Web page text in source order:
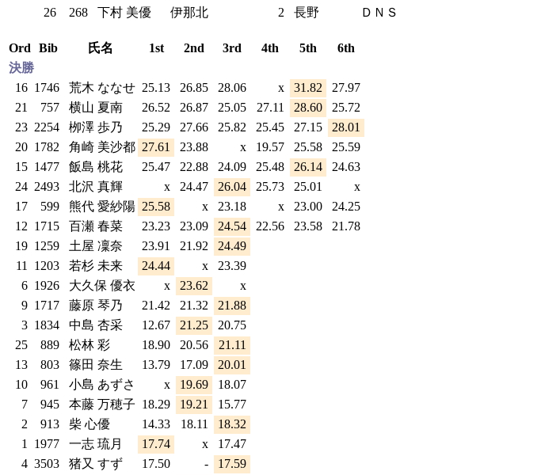
26
268 下村 美優 伊那北 2 長野 ＤＮＳ
Ord Bib 氏名 1st 2nd 3rd 4th 5th
6th
決勝
16 1746 荒木 ななせ 25.13 26.85 28.06 x 31.82
27.97
21
757 横山 夏南 26.52 26.87 25.05 27.11 28.60
25.72
23 2254 栁澤 歩乃 25.29 27.66 25.82 25.45 27.15
28.01
20 1782 角崎 美沙都 27.61 23.88 x 19.57 25.58
25.59
15 1477 飯島 桃花 25.47 22.88 24.09 25.48 26.14
24.63
24 2493 北沢 真輝 x 24.47 26.04 25.73 25.01
x
17
599 熊代 愛紗陽 25.58 x 23.18 x 23.00
24.25
12 1715 百瀬 春菜 23.23 23.09 24.54 22.56 23.58
21.78
19 1259 土屋 凜奈 23.91 21.92
24.49
11
1203 若杉 未来 24.44 x
23.39
6 1926 大久保 優衣 x 23.62
x
9 1717 藤原 琴乃 21.42 21.32
21.88
3 1834 中島 杏采 12.67 21.25
20.75
25
889 松林 彩 18.90 20.56
21.11
13
803 篠田 奈生 13.79 17.09
20.01
10
961 小島 あずさ x 19.69
18.07
7
945 本藤 万穂子 18.29 19.21
15.77
2
913 柴 心優 14.33 18.11
18.32
1
1977 一志 琉月 17.74 x
17.47
4 3503 猪又 すず 17.50 -
17.59